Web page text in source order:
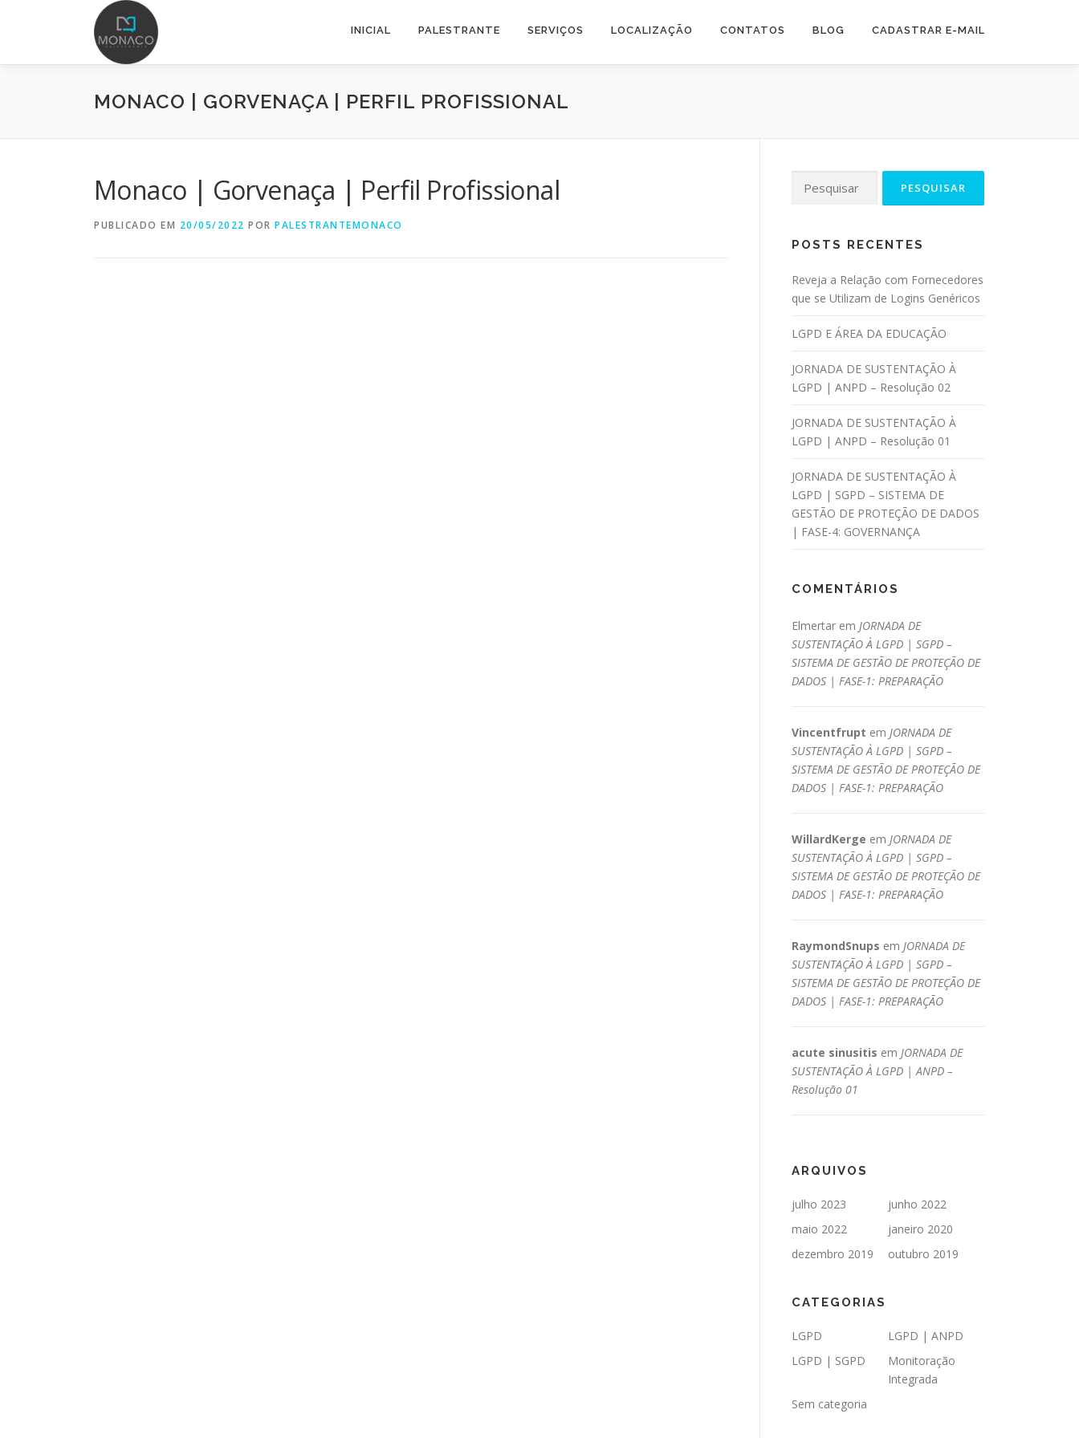
INICIAL PALESTRANTE SERVIÇOS LOCALIZAÇÃO CONTATOS BLOG CADASTRAR E-MAIL
MONACO | GORVENAÇA | PERFIL PROFISSIONAL
Monaco | Gorvenaça | Perfil Profissional
PUBLICADO EM 20/05/2022 POR PALESTRANTEMONACO
POSTS RECENTES
Reveja a Relação com Fornecedores
que se Utilizam de Logins Genéricos
LGPD E ÁREA DA EDUCAÇÃO
JORNADA DE SUSTENTAÇÃO À
LGPD | ANPD – Resolução 02
JORNADA DE SUSTENTAÇÃO À
LGPD | ANPD – Resolução 01
JORNADA DE SUSTENTAÇÃO À
LGPD | SGPD – SISTEMA DE
GESTÃO DE PROTEÇÃO DE DADOS
| FASE-4: GOVERNANÇA
COMENTÁRIOS
Elmertar em JORNADA DE
SUSTENTAÇÃO À LGPD | SGPD –
SISTEMA DE GESTÃO DE PROTEÇÃO DE
DADOS | FASE-1: PREPARAÇÃO
Vincentfrupt em JORNADA DE
SUSTENTAÇÃO À LGPD | SGPD –
SISTEMA DE GESTÃO DE PROTEÇÃO DE
DADOS | FASE-1: PREPARAÇÃO
WillardKerge em JORNADA DE
SUSTENTAÇÃO À LGPD | SGPD –
SISTEMA DE GESTÃO DE PROTEÇÃO DE
DADOS | FASE-1: PREPARAÇÃO
RaymondSnups em JORNADA DE
SUSTENTAÇÃO À LGPD | SGPD –
SISTEMA DE GESTÃO DE PROTEÇÃO DE
DADOS | FASE-1: PREPARAÇÃO
acute sinusitis em JORNADA DE
SUSTENTAÇÃO À LGPD | ANPD –
Resolução 01
ARQUIVOS
julho 2023
junho 2022
maio 2022
janeiro 2020
dezembro 2019
outubro 2019
CATEGORIAS
LGPD
LGPD | ANPD
LGPD | SGPD
Monitoração
Integrada
Sem categoria